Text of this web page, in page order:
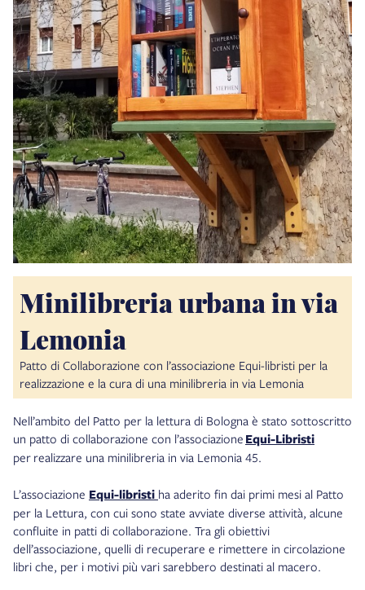
Minilibreria urbana in via
Lemonia
Patto di Collaborazione con l’associazione Equi-libristi per la
realizzazione e la cura di una minilibreria in via Lemonia
Nell’ambito del Patto per la lettura di Bologna è stato sottoscritto
un patto di collaborazione con l’associazione Equi-Libristi
per realizzare una minilibreria in via Lemonia 45.
L’associazione Equi-libristi ha aderito fin dai primi mesi al Patto
per la Lettura, con cui sono state avviate diverse attività, alcune
confluite in patti di collaborazione. Tra gli obiettivi
dell’associazione, quelli di recuperare e rimettere in circolazione
libri che, per i motivi più vari sarebbero destinati al macero.